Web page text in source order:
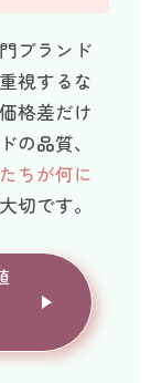
ブランド
視するな
格差だけ
の品質、
ちが何に
切です。